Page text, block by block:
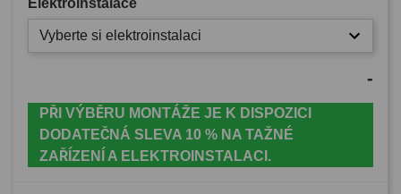
Vyberte si elektroinstalaci
-
PŘI VÝBĚRU MONTÁŽE JE K DISPOZICI
DODATEČNÁ SLEVA 10 % NA TAŽNÉ
ZAŘÍZENÍ A ELEKTROINSTALACI.